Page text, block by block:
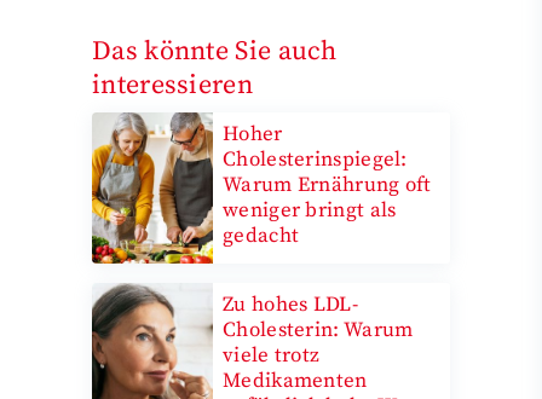
Das könnte Sie auch
interessieren
Hoher
Cholesterinspiegel:
Warum Ernährung oft
weniger bringt als
gedacht
Zu hohes LDL-
Cholesterin: Warum
viele trotz
Medikamenten